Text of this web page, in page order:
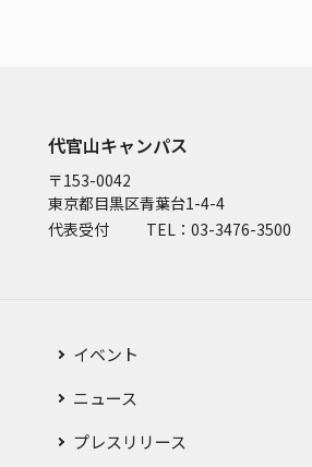
代官山キャンパス
〒153-0042
東京都目黒区青葉台1-4-4
代表受付
TEL：03-3476-3500
イベント
ニュース
プレスリリース